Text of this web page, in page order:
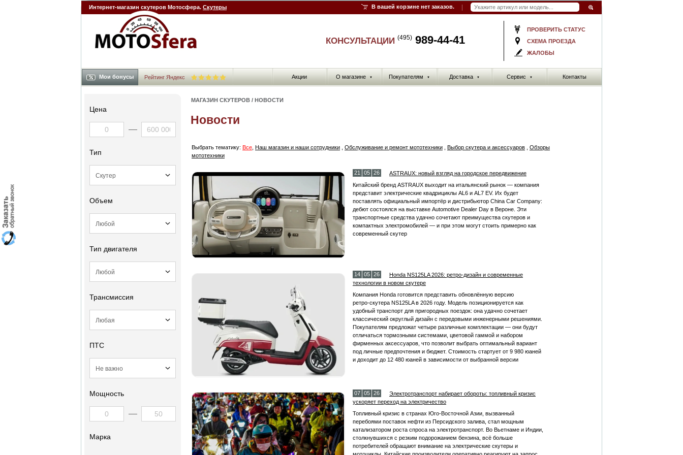
Интернет-магазин скутеров Мотосфера. Скутеры В вашей корзине нет заказов.
ПРОВЕРИТЬ СТАТУС
СХЕМА ПРОЕЗДА
ЖАЛОБЫ
КОНСУЛЬТАЦИИ (495) 989-44-41
Акции О магазине ▼ Покупателям ▼ Доставка ▼ Сервис ▼ Контакты
Мои бонусы Рейтинг Яндекс
Цена
Тип
Объем
Тип двигателя
Трансмиссия
ПТС
Мощность
Марка
МАГАЗИН СКУТЕРОВ / НОВОСТИ
Новости
Выбрать тематику: Все Наш магазин и наши сотрудники Обслуживание и ремонт мототехники Выбор скутера и аксессуаров
Обзоры
мототехники
21 05 26
ASTRAUX: новый взгляд на городское передвижение
Китайский бренд ASTRAUX выходит на итальянский рынок — компания
представит электрические квадрициклы AL6 и AL7 EV. Их будет
поставлять официальный импортёр и дистрибьютор China Car Company:
дебют состоялся на выставке Automotive Dealer Day в Вероне. Эти
транспортные средства удачно сочетают преимущества скутеров и
компактных электромобилей — и при этом могут стоить примерно как
современный скутер
14 05 26
Honda NS125LA 2026: ретро-дизайн и современные
технологии в новом скутере
Компания Honda готовится представить обновлённую версию
ретро‑скутера NS125LA в 2026 году. Модель позиционируется как
удобный транспорт для пригородных поездок: она удачно сочетает
классический округлый дизайн с передовыми инженерными решениями.
Покупателям предложат четыре различные комплектации — они будут
отличаться тормозными системами, цветовой гаммой и набором
фирменных аксессуаров, что позволит выбрать оптимальный вариант
под личные предпочтения и бюджет. Стоимость стартует от 9 980 юаней
и доходит до 12 480 юаней в зависимости от выбранной версии
07 05 26
Электротранспорт набирает обороты: топливный кризис
ускоряет переход на электричество
Топливный кризис в странах Юго‑Восточной Азии, вызванный
перебоями поставок нефти из Персидского залива, стал мощным
катализатором роста спроса на электротранспорт. Во Вьетнаме и Индии,
столкнувшихся с резким подорожанием бензина, всё больше
потребителей обращают внимание на электрические скутеры и